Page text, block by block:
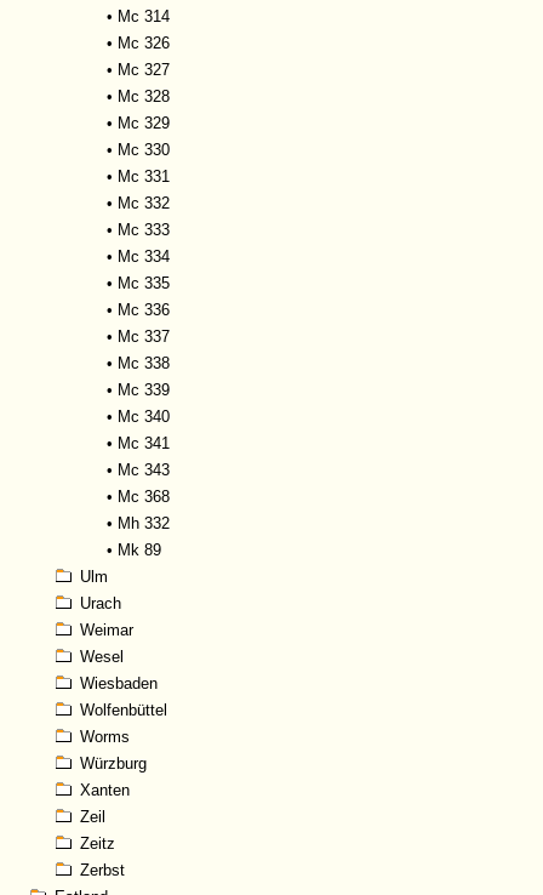
• Mc 314
• Mc 326
• Mc 327
• Mc 328
• Mc 329
• Mc 330
• Mc 331
• Mc 332
• Mc 333
• Mc 334
• Mc 335
• Mc 336
• Mc 337
• Mc 338
• Mc 339
• Mc 340
• Mc 341
• Mc 343
• Mc 368
• Mh 332
• Mk 89
Ulm
Urach
Weimar
Wesel
Wiesbaden
Wolfenbüttel
Worms
Würzburg
Xanten
Zeil
Zeitz
Zerbst